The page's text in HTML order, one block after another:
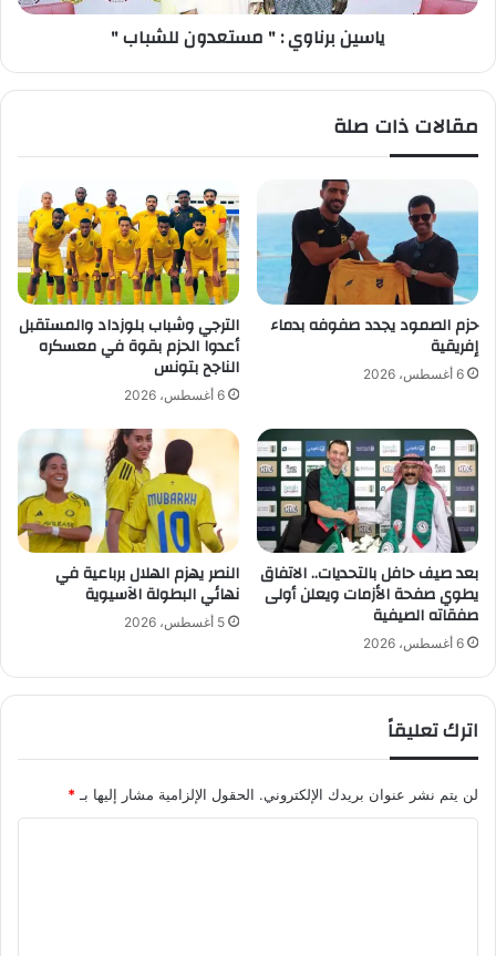
ح
ي
ة
ل
ب
ا
ن
س
ا
م
س
ل
ش
ب
ا
"
ياسين برناوي : " مستعدون للشباب "
مقالات ذات صلة
حزم الصمود يجدد صفوفه بدماء
إفريقية
6 أغسطس، 2026
الترجي وشباب بلوزداد والمستقبل
أعدوا الحزم بقوة في معسكره
الناجح بتونس
6 أغسطس، 2026
بعد صيف حافل بالتحديات.. الاتفاق
يطوي صفحة الأزمات ويعلن أولى
صفقاته الصيفية
6 أغسطس، 2026
النصر يهزم الهلال برباعية في
نهائي البطولة الآسيوية
5 أغسطس، 2026
اترك تعليقاً
لن يتم نشر عنوان بريدك الإلكتروني. الحقول الإلزامية مشار إليها بـ*